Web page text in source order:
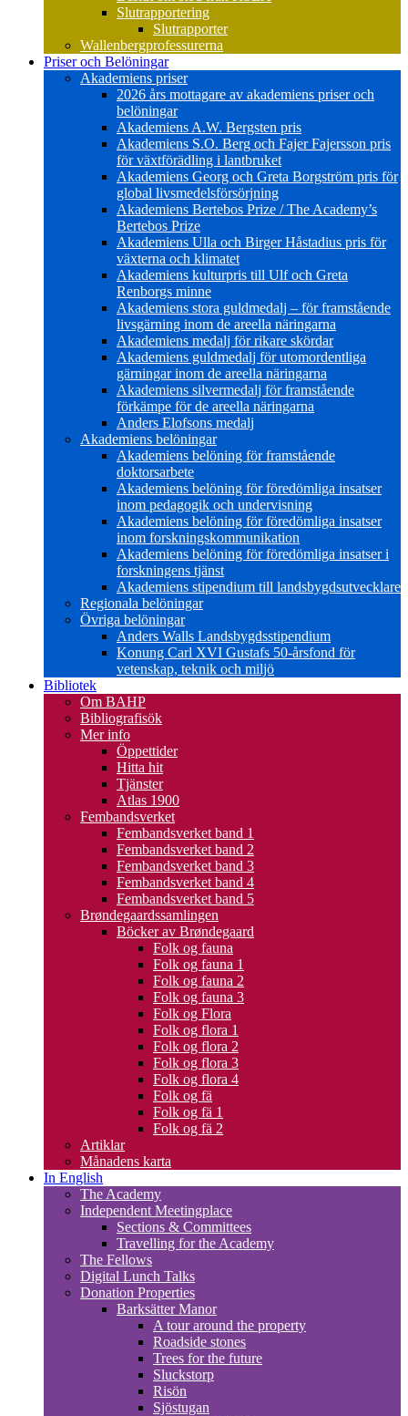
Slutrapportering
Slutrapporter
Wallenbergprofessurerna
Priser och Belöningar
Akademiens priser
2026 års mottagare av akademiens priser och
belöningar
Akademiens A.W. Bergsten pris
Akademiens S.O. Berg och Fajer Fajersson pris
för växtförädling i lantbruket
Akademiens Georg och Greta Borgström pris för
global livsmedelsförsörjning
Akademiens Bertebos Prize / The Academy’s
Bertebos Prize
Akademiens Ulla och Birger Håstadius pris för
växterna och klimatet
Akademiens kulturpris till Ulf och Greta
Renborgs minne
Akademiens stora guldmedalj – för framstående
livsgärning inom de areella näringarna
Akademiens medalj för rikare skördar
Akademiens guldmedalj för utomordentliga
gärningar inom de areella näringarna
Akademiens silvermedalj för framstående
förkämpe för de areella näringarna
Anders Elofsons medalj
Akademiens belöningar
Akademiens belöning för framstående
doktorsarbete
Akademiens belöning för föredömliga insatser
inom pedagogik och undervisning
Akademiens belöning för föredömliga insatser
inom forskningskommunikation
Akademiens belöning för föredömliga insatser i
forskningens tjänst
Akademiens stipendium till landsbygdsutvecklare
Regionala belöningar
Övriga belöningar
Anders Walls Landsbygdsstipendium
Konung Carl XVI Gustafs 50-årsfond för
vetenskap, teknik och miljö
Bibliotek
Om BAHP
Bibliografisök
Mer info
Öppettider
Hitta hit
Tjänster
Atlas 1900
Fembandsverket
Fembandsverket band 1
Fembandsverket band 2
Fembandsverket band 3
Fembandsverket band 4
Fembandsverket band 5
Brøndegaardssamlingen
Böcker av Brøndegaard
Folk og fauna
Folk og fauna 1
Folk og fauna 2
Folk og fauna 3
Folk og Flora
Folk og flora 1
Folk og flora 2
Folk og flora 3
Folk og flora 4
Folk og fä
Folk og fä 1
Folk og fä 2
Artiklar
Månadens karta
In English
The Academy
Independent Meetingplace
Sections & Committees
Travelling for the Academy
The Fellows
Digital Lunch Talks
Donation Properties
Barksätter Manor
A tour around the property
Roadside stones
Trees for the future
Sluckstorp
Risön
Sjöstugan